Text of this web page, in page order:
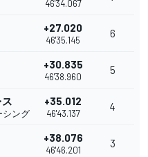
46'34.067
+27.020
46'35.145
6
+30.835
46'38.960
5
シング
+35.012
46'43.137
4
+38.076
46'46.201
3